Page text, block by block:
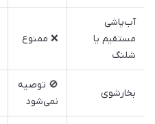
آب‌پاشی
مستقیم یا
شلنگ
❌ ممنوع
بخارشوی
🚫 توصیه
نمی‌شود